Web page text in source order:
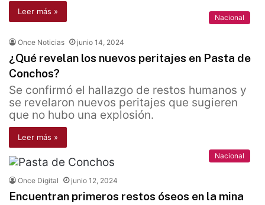
Leer más »
Nacional
Once Noticias junio 14, 2024
¿Qué revelan los nuevos peritajes en Pasta de
Conchos?
Se confirmó el hallazgo de restos humanos y
se revelaron nuevos peritajes que sugieren
que no hubo una explosión.
Leer más »
Nacional
Once Digital junio 12, 2024
Encuentran primeros restos óseos en la mina